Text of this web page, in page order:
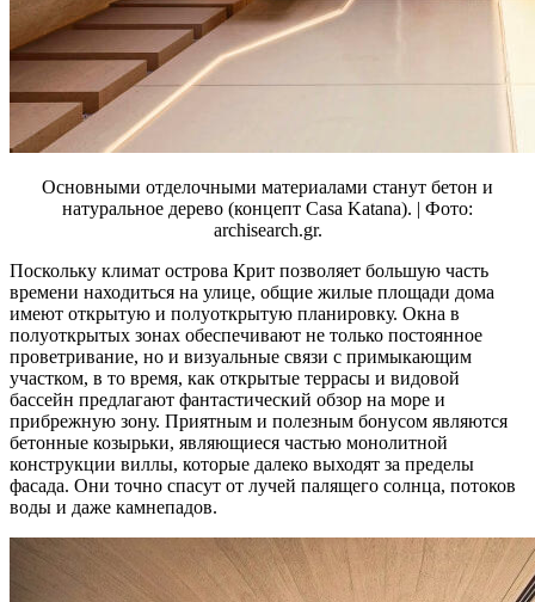
Основными отделочными материалами станут бетон и
натуральное дерево (концепт Casa Katana). | Фото:
archisearch.gr.
Поскольку климат острова Крит позволяет большую часть
времени находиться на улице, общие жилые площади дома
имеют открытую и полуоткрытую планировку. Окна в
полуоткрытых зонах обеспечивают не только постоянное
проветривание, но и визуальные связи с примыкающим
участком, в то время, как открытые террасы и видовой
бассейн предлагают фантастический обзор на море и
прибрежную зону. Приятным и полезным бонусом являются
бетонные козырьки, являющиеся частью монолитной
конструкции виллы, которые далеко выходят за пределы
фасада. Они точно спасут от лучей палящего солнца, потоков
воды и даже камнепадов.